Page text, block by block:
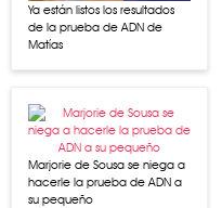
Ya están listos los resultados
de la prueba de ADN de
Matías
Marjorie de Sousa se niega a
hacerle la prueba de ADN a
su pequeño